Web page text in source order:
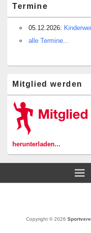
Termine
05.12.2026:
alle Termine...
Mitglied werden
herunterladen...
Copyright © 2026